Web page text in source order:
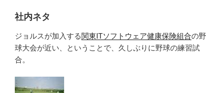
社内ネタ
ジョルスが加入する関東ITソフトウェア健康保険組合の野
球大会が近い、ということで、久しぶりに野球の練習試
合。